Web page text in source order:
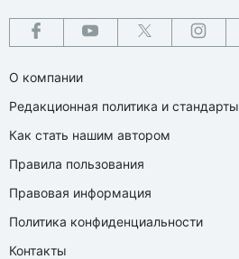
О компании
Редакционная политика и стандарты
Как стать нашим автором
Правила пользования
Правовая информация
Политика конфиденциальности
Контакты